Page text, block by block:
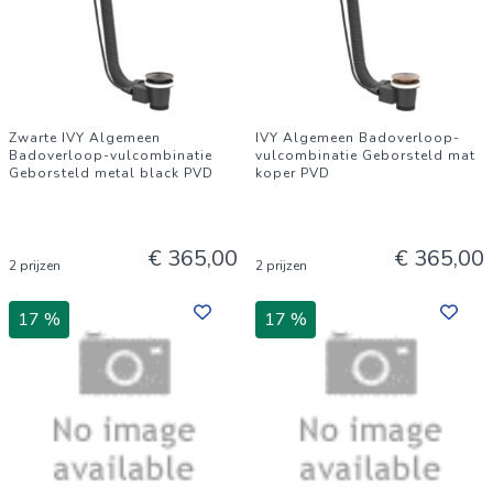
Zwarte IVY Algemeen
Badoverloop-vulcombinatie
Geborsteld metal black PVD
2 prijzen € 365,00
IVY Algemeen Badoverloop-
vulcombinatie Geborsteld mat
koper PVD
2 prijzen € 365,00
17 % 17 %